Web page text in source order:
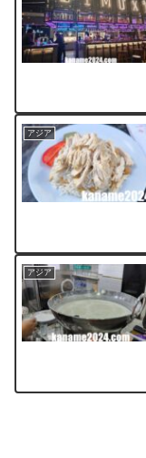
アジア
アジア